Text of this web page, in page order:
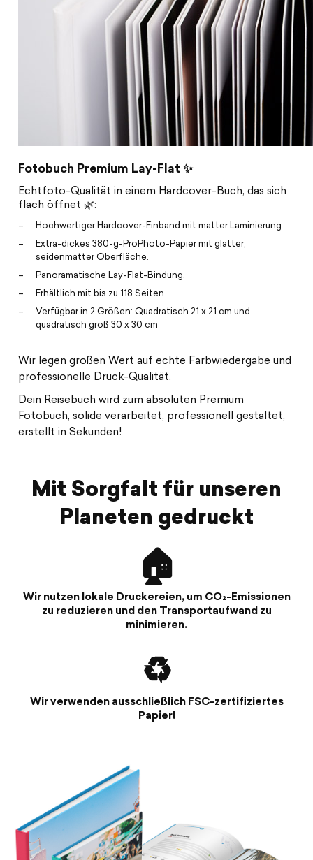
Fotobuch Premium Lay-Flat ✨
Echtfoto-Qualität in einem Hardcover-Buch, das sich
flach öffnet 🌿:
Hochwertiger Hardcover-Einband mit matter Laminierung.
Extra-dickes 380-g-ProPhoto-Papier mit glatter,
seidenmatter Oberfläche.
Panoramatische Lay-Flat-Bindung.
Erhältlich mit bis zu 118 Seiten.
Verfügbar in 2 Größen: Quadratisch 21 x 21 cm und
quadratisch groß 30 x 30 cm
Wir legen großen Wert auf echte Farbwiedergabe und
professionelle Druck-Qualität.
Dein Reisebuch wird zum absoluten Premium
Fotobuch, solide verarbeitet, professionell gestaltet,
erstellt in Sekunden!
Mit Sorgfalt für unseren
Planeten gedruckt
🏠
Wir nutzen lokale Druckereien, um CO₂-Emissionen
zu reduzieren und den Transportaufwand zu
minimieren.
♻️
Wir verwenden ausschließlich FSC-zertifiziertes
Papier!